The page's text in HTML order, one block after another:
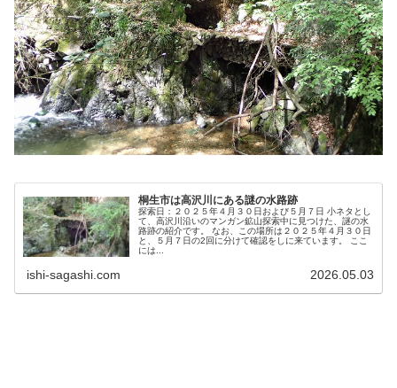
桐生市は高沢川にある謎の水路跡
探索日：２０２５年４月３０日および５月７日 小ネタとし
て、高沢川沿いのマンガン鉱山探索中に見つけた、謎の水
路跡の紹介です。 なお、この場所は２０２５年４月３０日
と、５月７日の2回に分けて確認をしに来ています。 ここ
には...
ishi-sagashi.com 2026.05.03